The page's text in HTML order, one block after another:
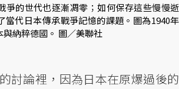
爭的世代也逐漸凋零；如何保存這些慢慢逝
當代日本傳承戰爭記憶的課題。圖為1940年
納粹德國。 圖／美聯社
討論裡，因為日本在原爆過後的